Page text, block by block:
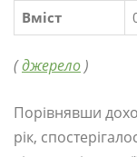
Вміст
(джерело )
Порівнявши
рік,